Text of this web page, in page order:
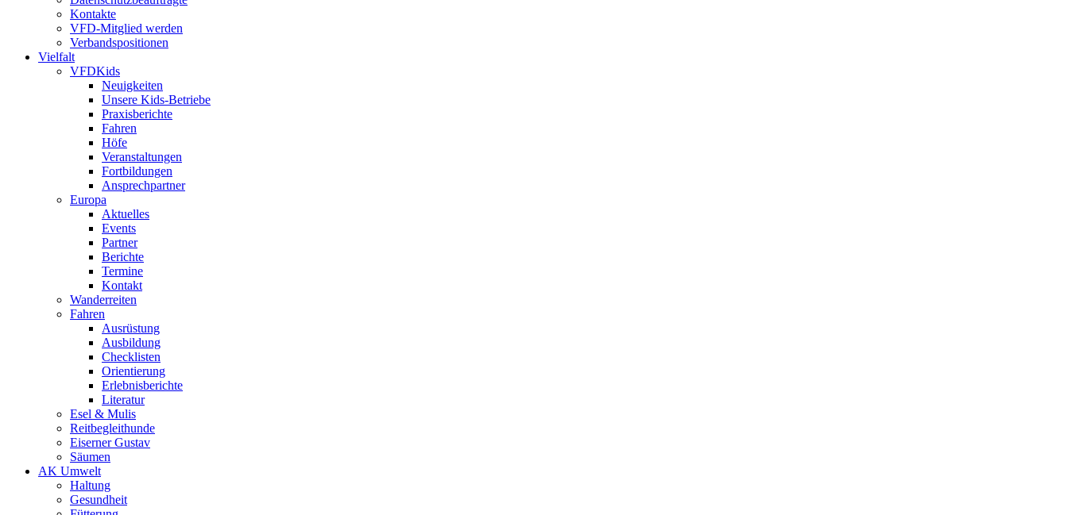
Kontakte
VFD-Mitglied werden
Verbandspositionen
Vielfalt
VFDKids
Neuigkeiten
Unsere Kids-Betriebe
Praxisberichte
Fahren
Höfe
Veranstaltungen
Fortbildungen
Ansprechpartner
Europa
Aktuelles
Events
Partner
Berichte
Termine
Kontakt
Wanderreiten
Fahren
Ausrüstung
Ausbildung
Checklisten
Orientierung
Erlebnisberichte
Literatur
Esel & Mulis
Reitbegleithunde
Eiserner Gustav
Säumen
AK Umwelt
Haltung
Gesundheit